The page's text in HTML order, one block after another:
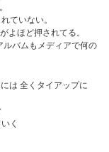
ていない。
よほど押されてる。
バムもメディアで何の
は 全くタイアップに
く